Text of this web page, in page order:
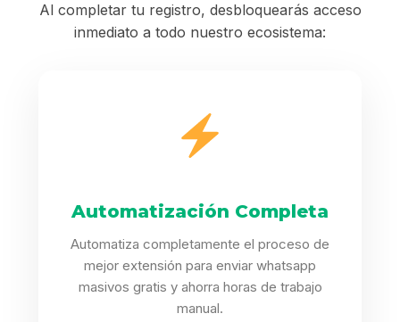
Al completar tu registro, desbloquearás acceso
inmediato a todo nuestro ecosistema:
Automatización Completa
Automatiza completamente el proceso de
mejor extensión para enviar whatsapp
masivos gratis y ahorra horas de trabajo
manual.